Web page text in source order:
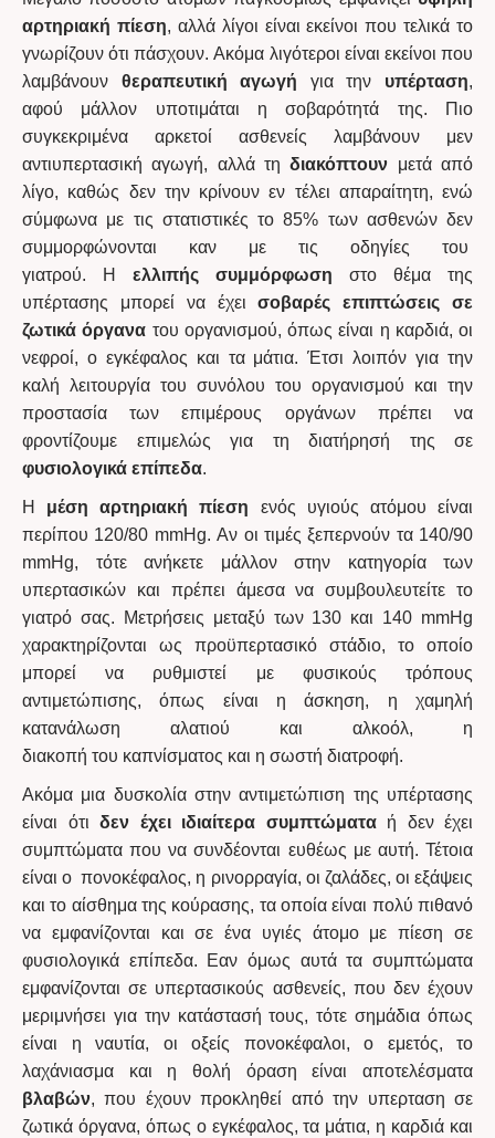
Στοματική υγεία και θρέψη
Ξεχνάτε, χάνετε τις λέξεις, χάνετε πράγματα;
Πολυφαρμακία και έλλειψη ενημέρωσης
αρτηριακή πίεση, αλλά λίγοι είναι εκείνοι που τελικά το
γνωρίζουν ότι πάσχουν. Ακόμα λιγότεροι είναι εκείνοι που
λαμβάνουν θεραπευτική αγωγή για την υπέρταση,
αφού μάλλον υποτιμάται η σοβαρότητά της. Πιο
συγκεκριμένα αρκετοί ασθενείς λαμβάνουν μεν
αντιυπερτασική αγωγή, αλλά τηδιακόπτουν μετά από
λίγο, καθώς δεν την κρίνουν εν τέλει απαραίτητη, ενώ
σύμφωνα με τις στατιστικές το 85% των ασθενών δεν
συμμορφώνονται καν με τις οδηγίες του
γιατρού. Η ελλιπής συμμόρφωση στο θέμα της
υπέρτασης μπορεί να έχεισοβαρές επιπτώσεις σε
ζωτικά όργανα του οργανισμού, όπως είναι η καρδιά, οι
νεφροί, ο εγκέφαλος και τα μάτια. Έτσι λοιπόν για την
καλή λειτουργία του συνόλου του οργανισμού και την
προστασία των επιμέρους οργάνων πρέπει να
φροντίζουμε επιμελώς για τη διατήρησή της σε
φυσιολογικά επίπεδα.
Η μέση αρτηριακή πίεση ενός υγιούς ατόμου είναι
περίπου 120/80 mmHg. Αν οι τιμές ξεπερνούν τα 140/90
mmHg, τότε ανήκετε μάλλον στην κατηγορία των
υπερτασικών και πρέπει άμεσα να συμβουλευτείτε το
γιατρό σας. Μετρήσεις μεταξύ των 130 και 140 mmHg
χαρακτηρίζονται ως προϋπερτασικό στάδιο, το οποίο
μπορεί να ρυθμιστεί με φυσικούς τρόπους
αντιμετώπισης, όπως είναι η άσκηση, η χαμηλή
κατανάλωση αλατιού και αλκοόλ, η
διακοπή του καπνίσματος και η σωστή διατροφή.
Ακόμα μια δυσκολία στην αντιμετώπιση της υπέρτασης
είναι ότι δεν έχει ιδιαίτερα συμπτώματαή δεν έχει
συμπτώματα που να συνδέονται ευθέως με αυτή. Τέτοια
είναι ο πονοκέφαλος, η ρινορραγία, οι ζαλάδες, οι εξάψεις
και το αίσθημα της κούρασης, τα οποία είναι πολύ πιθανό
να εμφανίζονται και σε ένα υγιές άτομο με πίεση σε
φυσιολογικά επίπεδα. Εαν όμως αυτά τα συμπτώματα
εμφανίζονται σε υπερτασικούς ασθενείς, που δεν έχουν
μεριμνήσει για την κατάστασή τους, τότε σημάδια όπως
είναι η ναυτία, οι οξείς πονοκέφαλοι, ο εμετός, το
λαχάνιασμα και η θολή όραση είναι αποτελέσματα
βλαβών, που έχουν προκληθεί από την υπερταση σε
ζωτικά όργανα, όπως ο εγκέφαλος, τα μάτια, η καρδιά και